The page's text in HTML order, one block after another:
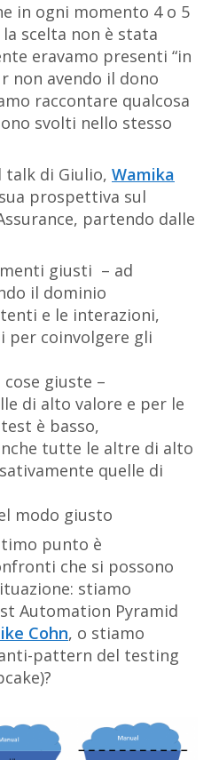
in ogni momento 4 o 5
scelta non è stata
eravamo presenti “in
non avendo il dono
raccontare qualcosa
svolti nello stesso
talk di Giulio, Wamika
prospettiva sul
partendo dalle
giusti – ad
il dominio
e le interazioni,
per coinvolgere gli
giuste –
di alto valore e per le
è basso,
tutte le altre di alto
quelle di
modo giusto
punto è
che si possono
stiamo
Automation Pyramid
Cohn, o stiamo
pattern del testing